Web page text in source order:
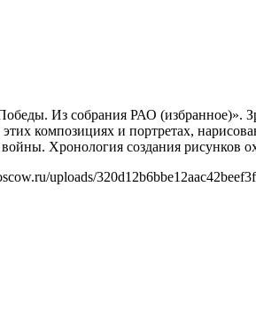
Из собрания РАО (избранное)».
композициях и портретах,
Хронология создания рисунков
uploads/